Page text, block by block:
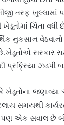
તરફ ખુલ્લામાં
ખેડૂતોમાં ચિંતા
નુકસાન
સરકાર
પ્રક્રિયા ઝડપી
જણાવ્યા
સમયથી
એક સવાલ છે